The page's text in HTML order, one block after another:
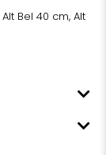
Bel 40 cm, Alt